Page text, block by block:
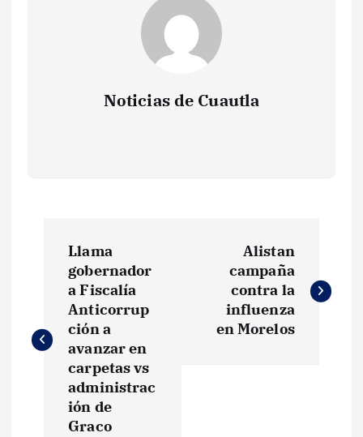
Noticias de Cuautla
e
Llama
gobernador
a Fiscalía
Anticorrup
ción a
avanzar en
carpetas vs
administrac
ión de
Graco
Alistan
campaña
contra la
influenza
en Morelos